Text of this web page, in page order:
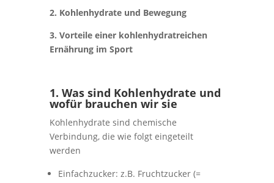
2. Kohlenhydrate und Bewegung
3. Vorteile einer kohlenhydratreichen
Ernährung im Sport
1. Was sind Kohlenhydrate und
wofür brauchen wir sie
Kohlenhydrate sind chemische
Verbindung, die wie folgt eingeteilt
werden
Einfachzucker: z.B. Fruchtzucker (=